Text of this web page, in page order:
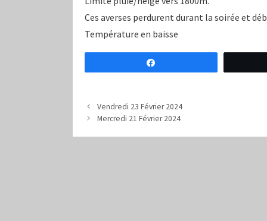
Ces averses perdurent durant la soirée et
Température en baisse
Vendredi 23 Février 2024
Mercredi 21 Février 2024